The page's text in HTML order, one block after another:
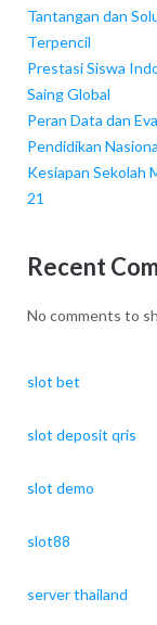
Tantangan dan
Terpencil
Prestasi Siswa
Saing Global
Peran Data dan
Pendidikan
Kesiapan Sekolah
21
Recent
No comments to
slot bet
slot deposit qris
slot demo
slot88
server thailand